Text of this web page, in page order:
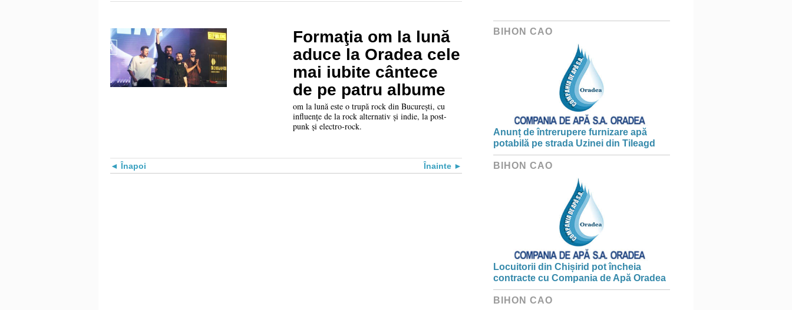
Formaţia om la lună
aduce la Oradea cele
mai iubite cântece
de pe patru albume
om la lună este o trupă rock din București, cu
influențe de la rock alternativ și indie, la post-
punk și electro-rock.
Înapoi Înainte
BIHON CAO
Anunț de întrerupere furnizare apă
potabilă pe strada Uzinei din Tileagd
BIHON CAO
Locuitorii din Chișirid pot încheia
contracte cu Compania de Apă Oradea
BIHON CAO